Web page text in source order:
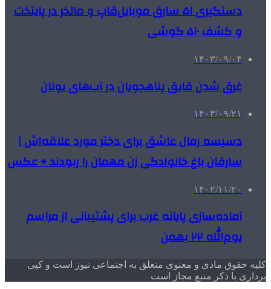
دستگیری ۵۱ سارق موبایل‌قاپ و مالخر در پایتخت
و کشف ۵۱۰ گوشی
۱۴۰۳/۰۹/۰۴
غرق شدن قایق پناهجویان در آب‌های یونان
۱۴۰۳/۰۹/۲۱
دسیسه رمال عاشق برای دختر مورد علاقه‌اش |
سارقان باغ خانوادگی زن مهمان را ربودند + عکس
۱۴۰۲/۱۱/۲۰
آماده‌سازی پایانه غرب برای پشتیبانی از مراسم
یوم‌الله ۲۲ بهمن
کلیه حقوق مادی و معنوی متعلق به اجتماعی نیوز است و کپی
برداری با ذکر منبع مجاز است